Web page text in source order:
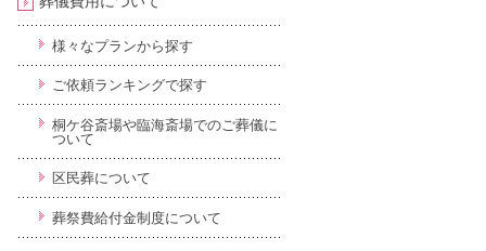
様々なプランから探す
ご依頼ランキングで探す
桐ケ谷斎場や臨海斎場でのご葬儀に
ついて
区民葬について
葬祭費給付金制度について